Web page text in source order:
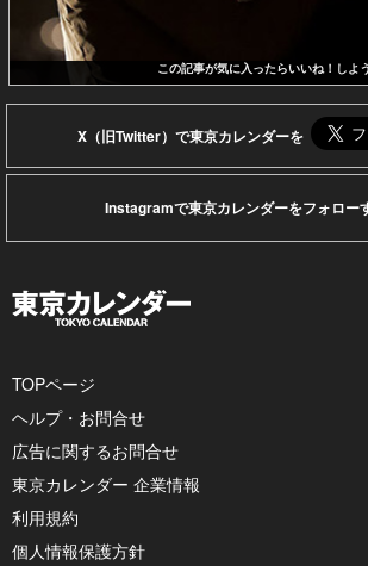
この記事が気に入ったらいいね！しよう
X（旧Twitter）で東京カレンダーを
Instagramで東京カレンダーをフォロー
TOPページ
ヘルプ・お問合せ
広告に関するお問合せ
東京カレンダー 企業情報
利用規約
個人情報保護方針